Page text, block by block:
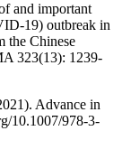
and important
19) outbreak in
the Chinese
323(13): 1239-
Advance in
10.1007/978-3-